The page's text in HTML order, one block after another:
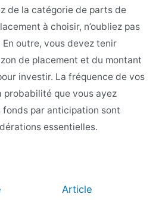
de la catégorie de parts de
à choisir, n’oubliez pas
outre, vous devez tenir
de placement et du montant
investir. La fréquence de vos
probabilité que vous ayez
par anticipation sont
essentielles.
Article